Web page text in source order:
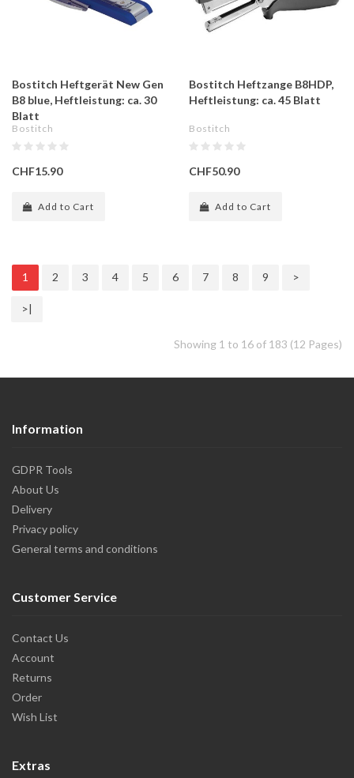
Bostitch Heftgerät New Gen
B8 blue, Heftleistung: ca. 30
Blatt
Bostitch
CHF15.90
Add to Cart
Bostitch Heftzange B8HDP,
Heftleistung: ca. 45 Blatt
Bostitch
CHF50.90
Add to Cart
1 2 3 4 5 6 7 8 9 >
>|
Showing 1 to 16 of 183 (12 Pages)
Information
GDPR Tools
About Us
Delivery
Privacy policy
General terms and conditions
Customer Service
Contact Us
Account
Returns
Order
Wish List
Extras